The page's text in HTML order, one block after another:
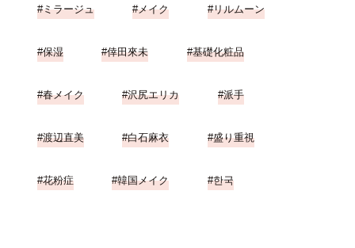
ミラージュ メイク リルムーン
保湿 倖田來未 基礎化粧品
春メイク 沢尻エリカ 派手
渡辺直美 白石麻衣 盛り重視
花粉症 韓国メイク 한국